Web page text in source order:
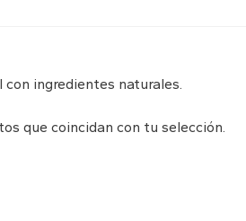
ingredientes naturales.
que coincidan con tu selección.